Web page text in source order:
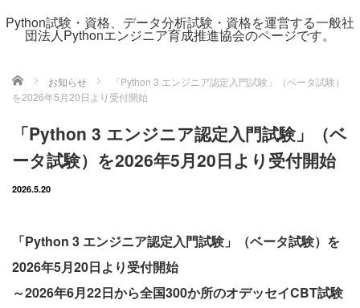
Python試験・資格、データ分析試験・資格を運営する一般社
団法人Pythonエンジニア育成推進協会のページです。
ホーム お知らせ
「Python 3 エンジニア認定入門試験」（ベータ試験）
を2026年5月20日より受付開始
「Python 3 エンジニア認定入門試験」（ベ
ータ試験）を2026年5月20日より受付開始
2026.5.20
「Python 3 エンジニア認定入門試験」（ベータ試験）を
2026年5月20日より受付開始
～2026年6月22日から全国300か所のオデッセイCBT試験